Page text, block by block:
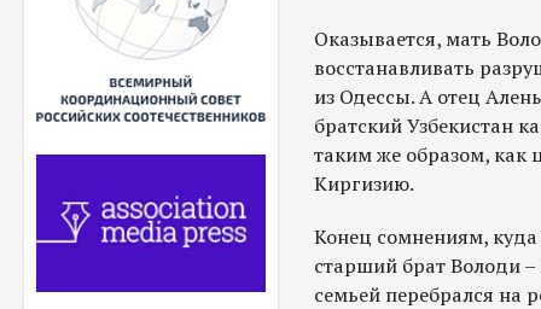
Оказывается, мать
восстанавливать
из Одессы. А отец
братский Узбекистан
таким же образом, как
Киргизию.
Конец сомнениям, куда
старший брат Володи –
семьей перебрался на